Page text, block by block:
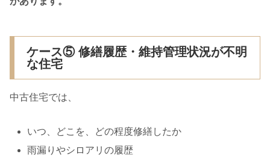
ケース⑤ 修繕履歴・維持管理状況が不明
な住宅
中古住宅では、
いつ、どこを、どの程度修繕したか
雨漏りやシロアリの履歴